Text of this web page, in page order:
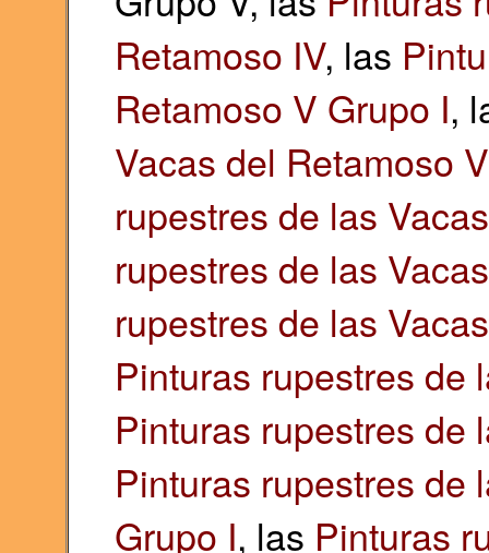
Retamoso IV, las
Retamoso V Grupo I,
Vacas del Retamoso
rupestres de las
rupestres de las
rupestres de las
Pinturas rupestres de
Pinturas rupestres de
Pinturas rupestres de
Grupo I, las Pinturas